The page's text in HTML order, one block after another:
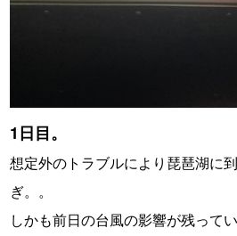
1日目。
想定外のトラブルにより琵琶湖に
ぎ。。
しかも前日の台風の影響が残ってい